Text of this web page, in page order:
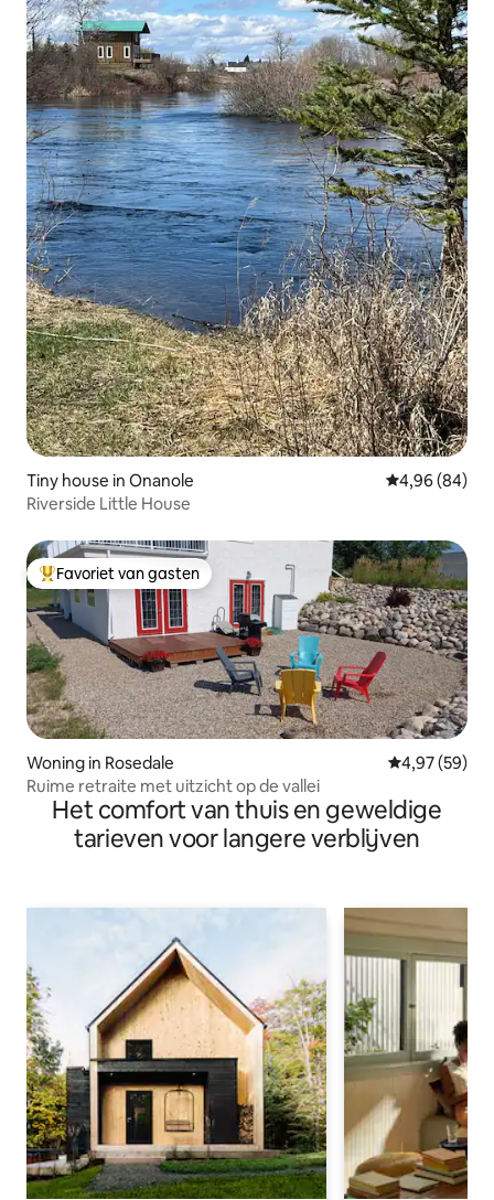
Tiny house in Onanole Gemiddelde
4,96 (84)
Riverside Little House
Topfavoriet van gasten
Favoriet van gasten
Woning in Rosedale Gemiddelde
4,97 (59)
Ruime retraite met uitzicht op de vallei
Het comfort van thuis en geweldige
tarieven voor langere verblijven